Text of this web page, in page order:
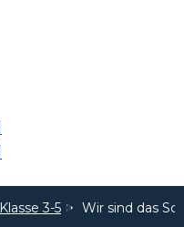
Klasse 3-5 Wir sind das